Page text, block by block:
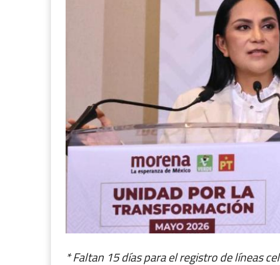
* Faltan 15 días para el registro de líneas